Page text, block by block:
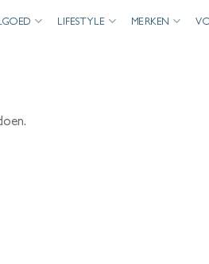
LIFESTYLE MERKEN